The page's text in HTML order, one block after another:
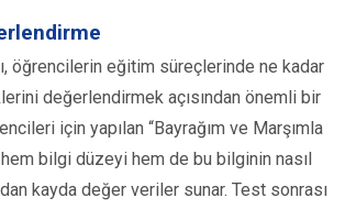
öğrencilerin eğitim süreçlerinde ne kadar
değerlendirmek açısından önemli bir
için yapılan “Bayrağım ve Marşımla
bilgi düzeyi hem de bu bilginin nasıl
kayda değer veriler sunar. Test sonrası